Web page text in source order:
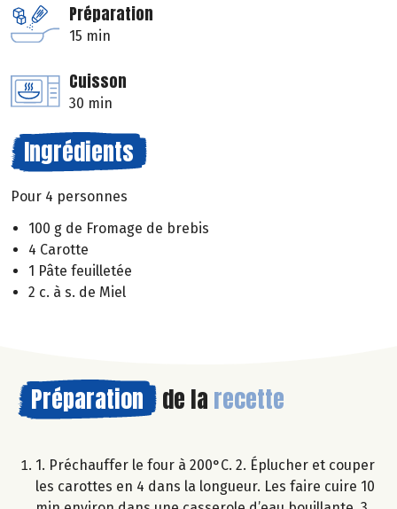
Préparation
15 min
Cuisson
30 min
Ingrédients
Pour 4 personnes
100 g de Fromage de brebis
4 Carotte
1 Pâte feuilletée
2 c. à s. de Miel
Préparation de la recette
1. Préchauffer le four à 200°C. 2. Éplucher et couper
les carottes en 4 dans la longueur. Les faire cuire 10